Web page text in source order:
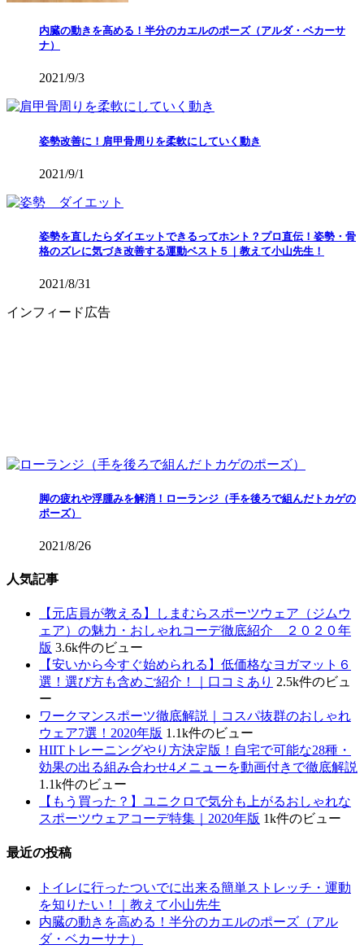
内臓の動きを高める！半分のカエルのポーズ（アルダ・ベカーサ
ナ）
2021/9/3
姿勢改善に！肩甲骨周りを柔軟にしていく動き
2021/9/1
姿勢を直したらダイエットできるってホント？プロ直伝！姿勢・骨
格のズレに気づき改善する運動ベスト５｜教えて小山先生！
2021/8/31
インフィード広告
脚の疲れや浮腫みを解消！ローランジ（手を後ろで組んだトカゲの
ポーズ）
2021/8/26
人気記事
【元店員が教える︎】しまむらスポーツウェア（ジムウ
ェア）の魅力・おしゃれコーデ徹底紹介 ２０２０年
版 3.6k件のビュー
【安いから今すぐ始められる】低価格なヨガマット６
選！選び方も含めご紹介！｜口コミあり 2.5k件のビュ
ー
ワークマンスポーツ徹底解説｜コスパ抜群のおしゃれ
ウェア7選！2020年版 1.1k件のビュー
HIITトレーニングやり方決定版！自宅で可能な28種・
効果の出る組み合わせ4メニューを動画付きで徹底解説
1.1k件のビュー
【もう買った？】ユニクロで気分も上がるおしゃれな
スポーツウェアコーデ特集｜2020年版 1k件のビュー
最近の投稿
トイレに行ったついでに出来る簡単ストレッチ・運動
を知りたい！｜教えて小山先生
内臓の動きを高める！半分のカエルのポーズ（アル
ダ・ベカーサナ）